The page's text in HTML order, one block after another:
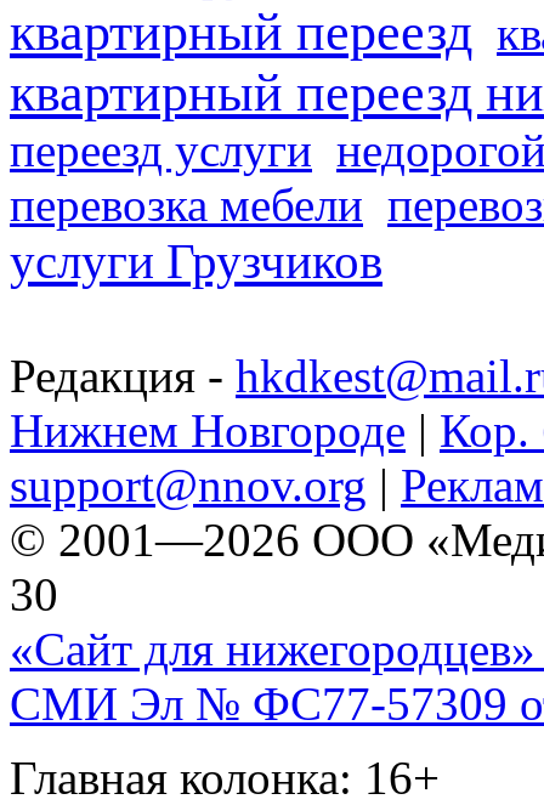
квартирный переезд
квартирный переезд
переезд услуги
перевозка мебели
услуги Грузчиков
Редакция -
Нижнем Новгороде | Кор.
support@nnov.org |
© 2001—2026 ООО
30
«Сайт для нижегородцев»
СМИ Эл № ФС77-57309
Главная колонка: 16+